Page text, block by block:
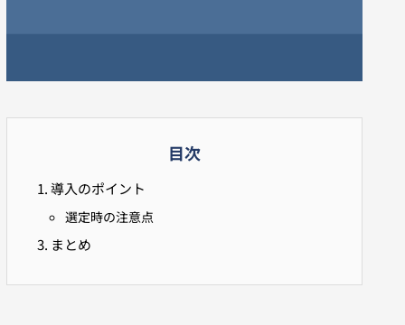
目次
導入のポイント
選定時の注意点
まとめ